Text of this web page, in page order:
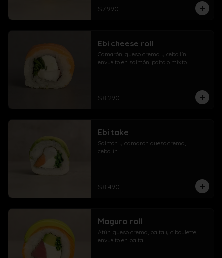
$7.990
Ebi cheese roll
Camarón, queso crema y cebollín
envuelto en salmón, palta o mixto
$8.290
Ebi take
Salmón y camarón queso crema,
cebollín
$8.490
Maguro roll
Atún, queso crema, palta y ciboulette,
envuelto en palta